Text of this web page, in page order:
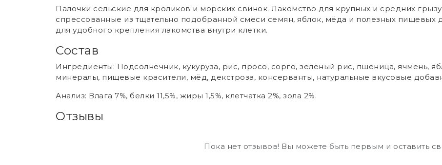
Палочки сельские для кроликов и морских свинок. Лакомство для крупных и средних
спрессованные из тщательно подобранной смеси семян, яблок, мёда и полезных
для удобного крепления лакомства внутри клетки.
Состав
Ингредиенты: Подсолнечник, кукуруза, рис, просо, сорго, зелёный рис, пшеница, ячмень,
минералы, пищевые красители, мёд, декстроза, консерванты, натуральные вкусовые
Анализ: Влага 7%, белки 11,5%, жиры 1,5%, клетчатка 2%, зола 2%.
Отзывы
Пока нет отзывов! Вы можете быть первым и оставить